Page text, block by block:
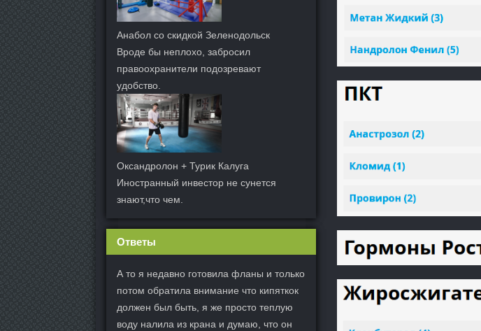
Анабол со скидкой Зеленодольск
Вроде бы неплохо, забросил
правоохранители подозревают
удобство.
Оксандролон + Турик Калуга
Иностранный инвестор не сунется
знают,что чем.
Ответы
А то я недавно готовила фланы и только
потом обратила внимание что кипяткок
должен был быть, я же просто теплую
воду налила из крана и думаю, что он